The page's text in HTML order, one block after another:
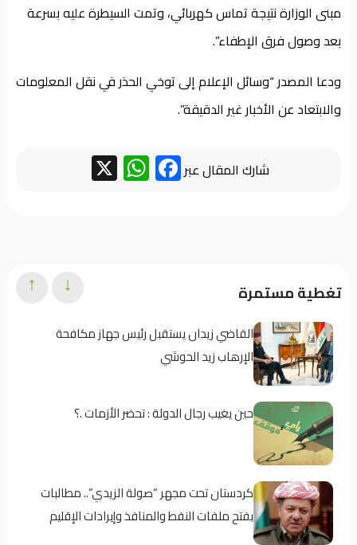
مبنى الوزارة نتيجة تماس كهربائي، وتمت السيطرة عليه بسرعة
بعد وصول فرق الإطفاء”.
ودعا المصدر “وسائل الإعلام إلى توخي الحذر في نقل المعلومات
والابتعاد عن الأخبار غير الدقيقة”.
شارك المقال عبر Facebook
WhatsApp
تغطية مستمرة
القاضي زيدان يستقبل رئيس جهاز مكافحة
الإرهاب زيد الحوشي
حين يغيب رجال الدولة : تحضر الأزمات .؟
كردستان تحت مجهر “صولة الزيدي”.. مطالبات
بفتح ملفات النفط والمنافذ وإيرادات الإقليم
↓
↑